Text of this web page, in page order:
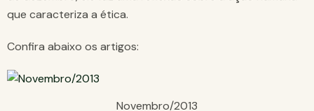
que caracteriza a ética.
Confira abaixo os artigos:
Novembro/2013